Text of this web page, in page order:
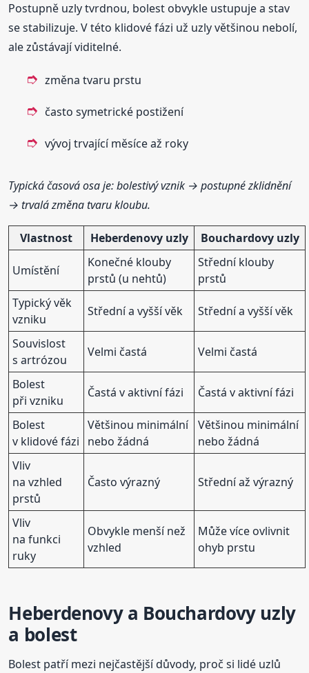
Postupně uzly tvrdnou, bolest obvykle ustupuje a stav
se stabilizuje. V této klidové fázi už uzly většinou nebolí,
ale zůstávají viditelné.
změna tvaru prstu
často symetrické postižení
vývoj trvající měsíce až roky
Typická časová osa je: bolestivý vznik → postupné zklidnění
→ trvalá změna tvaru kloubu.
Vlastnost Heberdenovy uzly Bouchardovy uzly
Umístění
Konečné klouby
prstů (u nehtů)
Střední klouby
prstů
Typický věk
vzniku
Střední a vyšší věk Střední a vyšší věk
Souvislost
s artrózou
Velmi častá Velmi častá
Bolest
při vzniku
Častá v aktivní fázi Častá v aktivní fázi
Bolest
v klidové fázi
Většinou minimální
nebo žádná
Většinou minimální
nebo žádná
Vliv
na vzhled
prstů
Často výrazný Střední až výrazný
Vliv
na funkci
ruky
Obvykle menší než
vzhled
Může více ovlivnit
ohyb prstu
Heberdenovy a Bouchardovy uzly
a bolest
Bolest patří mezi nejčastější důvody, proč si lidé uzlů